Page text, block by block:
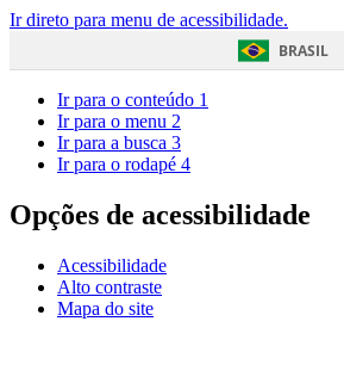
Ir direto para menu de acessibilidade.
BRASIL
Ir para o conteúdo 1
Ir para o menu 2
Ir para a busca 3
Ir para o rodapé 4
Opções de acessibilidade
Acessibilidade
Alto contraste
Mapa do site